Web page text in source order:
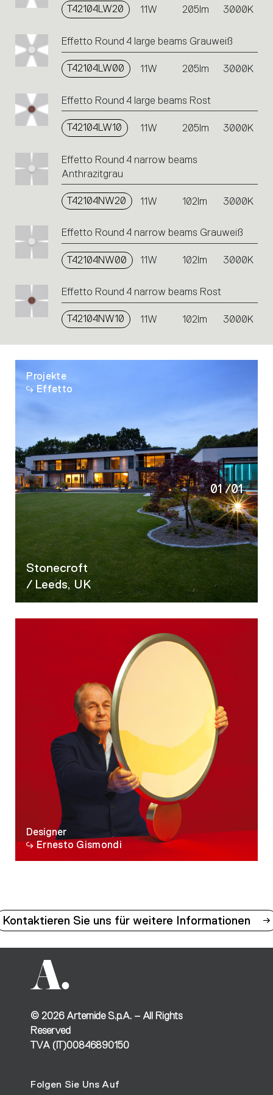
T42104LW20 11W 205lm 3000K
Effetto Round 4 large beams Grauweiß
T42104LW00 11W 205lm 3000K
Effetto Round 4 large beams Rost
T42104LW10 11W 205lm 3000K
Effetto Round 4 narrow beams
Anthrazitgrau
T42104NW20 11W 102lm 3000K
Effetto Round 4 narrow beams Grauweiß
T42104NW00 11W 102lm 3000K
Effetto Round 4 narrow beams Rost
T42104NW10 11W 102lm 3000K
Projekte
Effetto
Stonecroft
/ Leeds, UK
01/01
Designer
Ernesto Gismondi
Kontaktieren Sie uns für weitere Informationen
© 2026Artemide S.p.A. – All Rights
Reserved
TVA (IT)00846890150
Folgen Sie Uns Auf